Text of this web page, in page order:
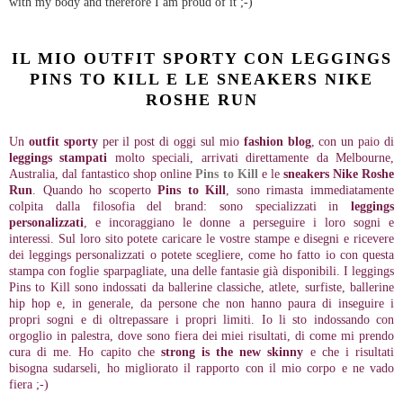
IL MIO OUTFIT SPORTY CON LEGGINGS
PINS TO KILL E LE SNEAKERS NIKE
ROSHE RUN
Un outfit sportyper il post di oggi sul mio fashion blog, con un paio di
leggings stampati molto speciali, arrivati direttamente da Melbourne,
Australia, dal fantastico shop onlinePins to Kille le sneakers Nike Roshe
Run. Quando ho scopertoPins to Kill, sono rimasta immediatamente
colpita dalla filosofia del brand: sono specializzati in leggings
personalizzati, e incoraggiano le donne a perseguire i loro sogni e
interessi. Sul loro sito potete caricare le vostre stampe e disegni e ricevere
dei leggings personalizzati o potete scegliere, come ho fatto io con questa
stampa con foglie sparpagliate, una delle fantasie già disponibili. I leggings
Pins to Kill sono indossati da ballerine classiche, atlete, surfiste, ballerine
hip hop e, in generale, da persone che non hanno paura di inseguire i
propri sogni e di oltrepassare i propri limiti. Io li sto indossando con
orgoglio in palestra, dove sono fiera dei miei risultati, di come mi prendo
cura di me. Ho capito che strong is the new skinny e che i risultati
bisogna sudarseli, ho migliorato il rapporto con il mio corpo e ne vado
fiera ;-)